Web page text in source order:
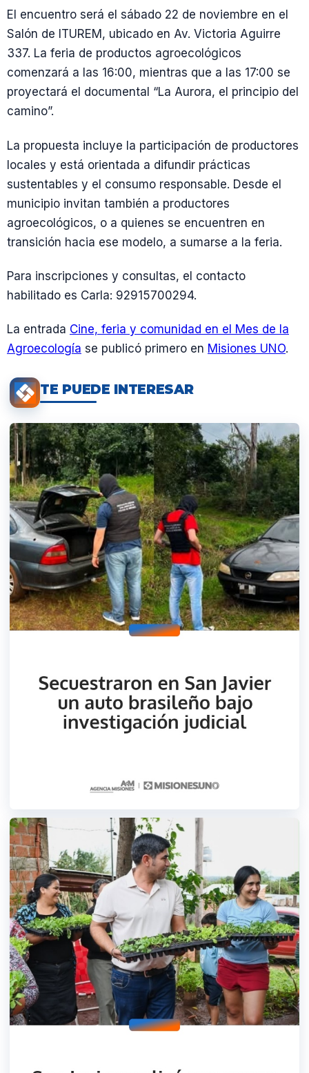
El encuentro será el sábado 22 de noviembre en el
Salón de ITUREM, ubicado en Av. Victoria Aguirre
337. La feria de productos agroecológicos
comenzará a las 16:00, mientras que a las 17:00 se
proyectará el documental “La Aurora, el principio del
camino”.
La propuesta incluye la participación de productores
locales y está orientada a difundir prácticas
sustentables y el consumo responsable. Desde el
municipio invitan también a productores
agroecológicos, o a quienes se encuentren en
transición hacia ese modelo, a sumarse a la feria.
Para inscripciones y consultas, el contacto
habilitado es Carla: 92915700294.
La entrada Cine, feria y comunidad en el Mes de la
Agroecología se publicó primero en Misiones UNO.
TE PUEDE INTERESAR